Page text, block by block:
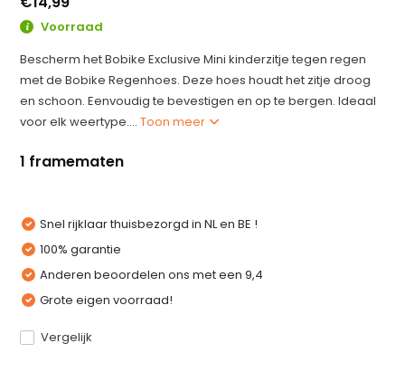
Voorraad
Bescherm het Bobike Exclusive Mini kinderzitje tegen regen
met de Bobike Regenhoes. Deze hoes houdt het zitje droog
en schoon. Eenvoudig te bevestigen en op te bergen. Ideaal
voor elk weertype....Toon meer
1 framematen
Snel rijklaar thuisbezorgd in NL en BE !
100% garantie
Anderen beoordelen ons met een 9,4
Grote eigen voorraad!
Vergelijk